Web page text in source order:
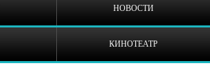
НОВОСТИ
КИНОТЕАТР